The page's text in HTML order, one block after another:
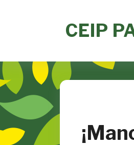
CEIP